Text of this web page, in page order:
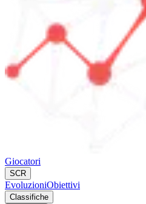
Giocatori
SCR
EvoluzioniObiettivi
Classifiche